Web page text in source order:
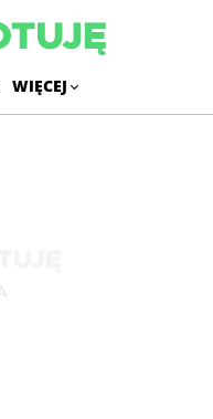
WIĘCEJ